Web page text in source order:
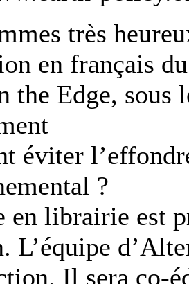
très
en français
the Edge, sous
éviter
?
en librairie est
L’équipe
Il sera co-